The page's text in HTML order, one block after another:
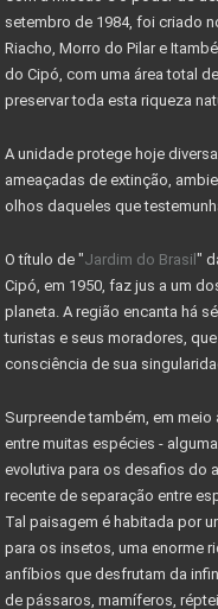
MINISTÉRIO DO
OBRAS DE MELHORIAS
IMÓVEL COM
IMÓVEI
CASAS PRÉ-
Valor máximo imóvel
AS 10 LEIS DO
MERCADO DE
O QUE É RESERVA LEGAL
O QUE SÃO ÁREAS DE
CADASTRO AMBIENTAL
setembro de 1984, foi criado
Riacho, Morro do Pilar e
do Cipó, com uma área total
preservar toda esta riqueza
A unidade protege hoje
ameaçadas de extinção,
olhos daqueles que
O título de "Jardim do Brasil "
Cipó, em 1950, faz jus a um
planeta. A região encanta há
turistas e seus moradores,
consciência de sua
Surpreende também, em
entre muitas espécies -
evolutiva para os desafios do
recente de separação entre
Tal paisagem é habitada por
para os insetos, uma enorme
anfíbios que desfrutam da
de pássaros, mamíferos,